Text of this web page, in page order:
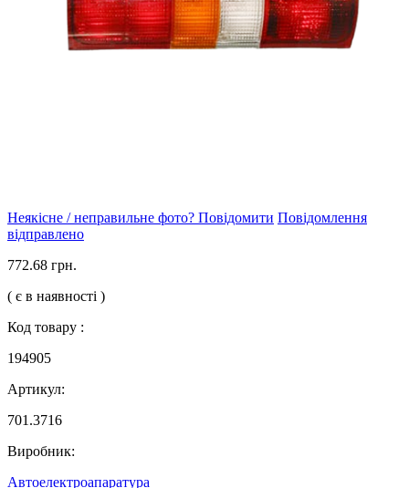
Неякісне / неправильне фото? Повідомити Повідомлення
відправлено
772.68 грн.
( є в наявності )
Код товару :
194905
Артикул:
701.3716
Виробник:
Автоелектроапаратура